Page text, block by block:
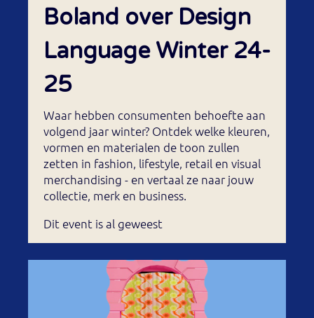
Boland over Design
Language Winter 24-
25
Waar hebben consumenten behoefte aan
volgend jaar winter? Ontdek welke kleuren,
vormen en materialen de toon zullen
zetten in fashion, lifestyle, retail en visual
merchandising - en vertaal ze naar jouw
collectie, merk en business.
Dit event is al geweest